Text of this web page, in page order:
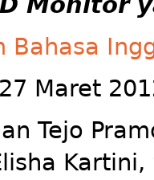
Bahasa
Maret
Tejo
Kartini,